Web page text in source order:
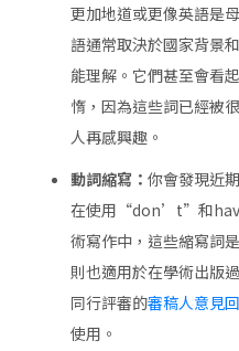
更加地道或更像英語是
語通常取決於國家背景
能理解。它們甚至會看
惰，因為這些詞已經被
人再感興趣。
動詞縮寫： 你會發現近
在使用“don’t”和
術寫作中，這些縮寫詞
則也適用於在學術出版
同行評審的審稿人意見
使用。